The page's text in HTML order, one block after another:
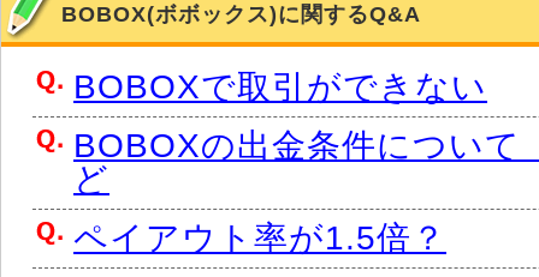
BOBOX(ボボックス)に関するQ&A
BOBOXで取引ができない
BOBOXの出金条件につい
ど
ペイアウト率が1.5倍？